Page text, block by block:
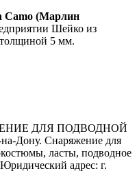
Camo (Марлин
Шейко из
толщиной 5 мм.
ДЛЯ ПОДВОДНОЙ
Дону. Снаряжение для
ласты, подводное
адрес: г.